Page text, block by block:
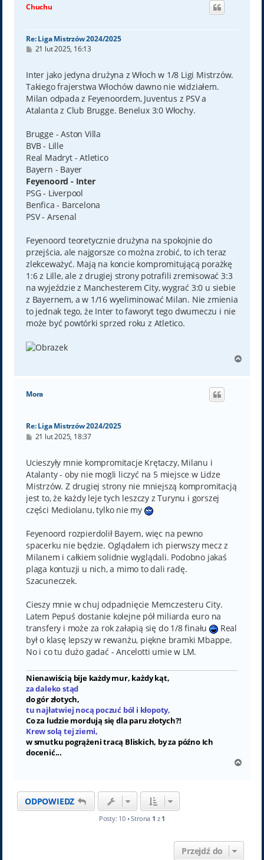
Chuchu
Re: Liga Mistrzów 2024/2025
P
t
21 lut 2025, 16:13
Inter jako jedyna drużyna z Włoch w 1/8 Ligi Mistrzów.
Takiego frajerstwa Włochów dawno nie widziałem.
Milan odpada z Feyenoordem, Juventus z PSV a
Atalanta z Club Brugge. Benelux 3:0 Włochy.
Brugge - Aston Villa
BVB - Lille
Real Madryt - Atletico
Bayern - Bayer
Feyenoord - Inter
PSG - Liverpool
Benfica - Barcelona
PSV - Arsenal
Feyenoord teoretycznie drużyna na spokojnie do
przejścia, ale najgorsze co można zrobić, to ich teraz
zlekceważyć. Mają na koncie kompromitującą porażkę
1:6 z Lille, ale z drugiej strony potrafili zremisować 3:3
na wyjeździe z Manchesterem City, wygrać 3:0 u siebie
z Bayernem, a w 1/16 wyeliminować Milan. Nie zmienia
to jednak tego, że Inter to faworyt tego dwumeczu i nie
może być powtórki sprzed roku z Atletico.
g
Mora
Re: Liga Mistrzów 2024/2025
P
t
21 lut 2025, 18:37
Ucieszyły mnie kompromitacje Krętaczy, Milanu i
Atalanty - oby nie mogli liczyć na 5 miejsce w Lidze
Mistrzów. Z drugiej strony nie mniejszą kompromitacją
jest to, że każdy leje tych leszczy z Turynu i gorszej
części Mediolanu, tylko nie my
Feyenoord rozpierdolił Bayern, więc na pewno
spacerku nie będzie. Oglądałem ich pierwszy mecz z
Milanem i całkiem solidnie wyglądali. Podobno jakaś
plaga kontuzji u nich, a mimo to dali radę.
Szacuneczek.
Cieszy mnie w chuj odpadnięcie Memczesteru City.
Latem Pepuś dostanie kolejne pół miliarda euro na
transfery i może za rok załapią się do 1/8 finału
Real
był o klasę lepszy w rewanżu, piękne bramki Mbappe.
No i co tu dużo gadać - Ancelotti umie w LM.
Nienawiścią bije każdy mur, każdy kąt,
za daleko stąd
do gór złotych,
tu najłatwiej nocą poczuć ból i kłopoty,
Co za ludzie mordują się dla paru złotych?!
Krew solą tej ziemi,
w smutku pogrążeni tracą Bliskich, by za późno Ich
docenić...
ODPOWIEDZ
Posty: 10 • Strona 1 z 1
Przejdź do